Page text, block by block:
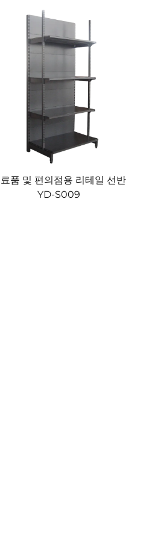
품 및 편의점용 리테일 선반
YD-S009